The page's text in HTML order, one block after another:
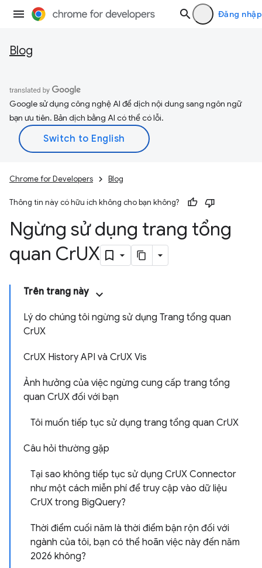
Đăng nhập
Blog
Google sử dụng công nghệ AI để dịch nội dung sang ngôn ngữ
bạn ưu tiên. Bản dịch bằng AI có thể có lỗi.
Chrome for Developers Blog
Thông tin này có hữu ích không cho bạn không?
Ngừng sử dụng trang tổng
quan CrUX
Trên trang này
Lý do chúng tôi ngừng sử dụng Trang tổng quan
CrUX
CrUX History API và CrUX Vis
Ảnh hưởng của việc ngừng cung cấp trang tổng
quan CrUX đối với bạn
Tôi muốn tiếp tục sử dụng trang tổng quan CrUX
Câu hỏi thường gặp
Tại sao không tiếp tục sử dụng CrUX Connector
như một cách miễn phí để truy cập vào dữ liệu
CrUX trong BigQuery?
Thời điểm cuối năm là thời điểm bận rộn đối với
ngành của tôi, bạn có thể hoãn việc này đến năm
2026 không?